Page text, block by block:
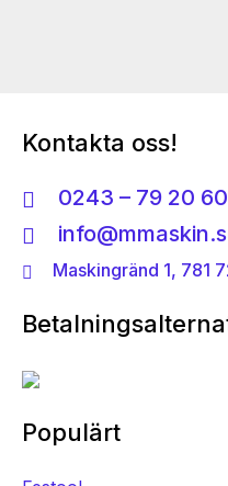
Kontakta oss!
0243 – 79 20 60
Maskingränd 1, 781
Populärt